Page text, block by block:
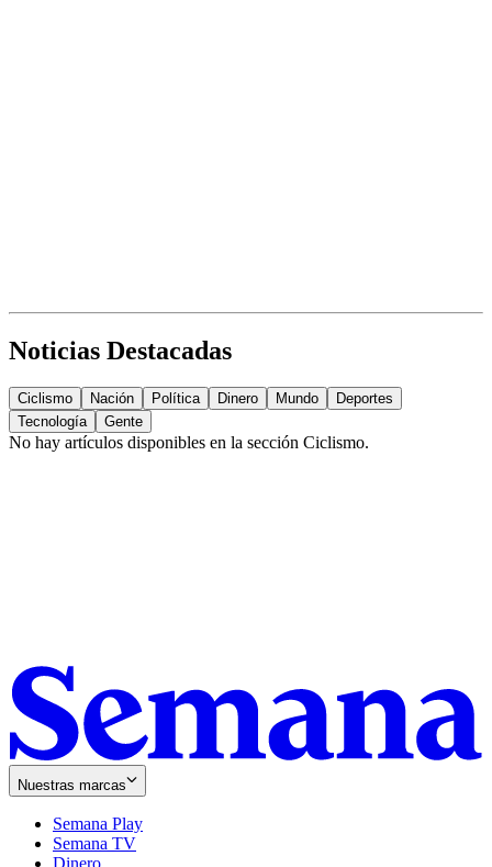
Noticias Destacadas
Ciclismo Nación Política Dinero Mundo
Deportes
Tecnología
Gente
No hay artículos disponibles en la sección Ciclismo.
Nuestras marcas
Semana Play
Semana TV
Dinero